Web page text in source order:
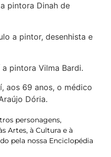
pintora Dinah de
a pintor, desenhista e
pintora Vilma Bardi.
aos 69 anos, o médico
Dória.
personagens,
Artes, à Cultura e à
pela nossa Enciclopédia